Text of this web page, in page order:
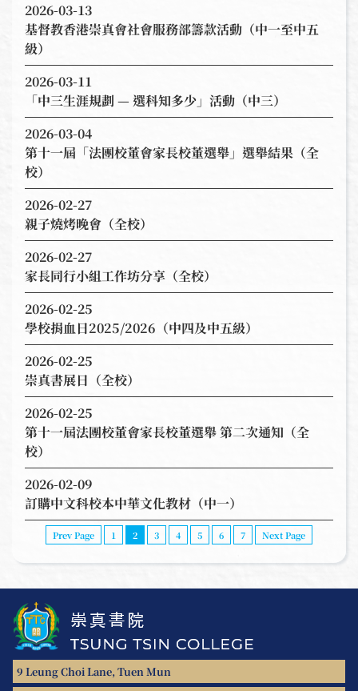
2026-03-13
基督教香港崇真會社會服務部籌款活動（中一至中五
級）
2026-03-11
「中三生涯規劃 — 選科知多少」活動（中三）
2026-03-04
第十一屆「法團校董會家長校董選舉」選舉結果（全
校）
2026-02-27
親子燒烤晚會（全校）
2026-02-27
家長同行小組工作坊分享（全校）
2026-02-25
學校捐血日2025/2026（中四及中五級）
2026-02-25
崇真書展日（全校）
2026-02-25
第十一屆法團校董會家長校董選舉 第二次通知（全
校）
2026-02-09
訂購中文科校本中華文化教材（中一）
Prev Page 1 2 3 4 5 6 7 Next Page
9 Leung Choi Lane, Tuen Mun